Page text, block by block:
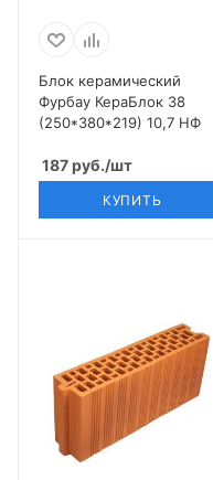
Блок керамический
Фурбау КераБлок 38
(250*380*219) 10,7 НФ
187руб./шт
КУПИТЬ